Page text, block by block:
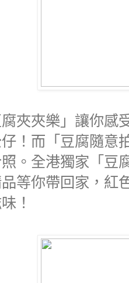
夾夾樂」讓你感
！而「豆腐隨意
。全港獨家「豆
等你帶回家，紅
！